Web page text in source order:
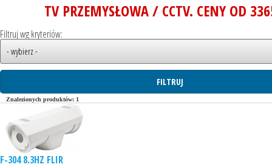
TV PRZEMYSŁOWA / CCTV. CENY OD
Filtruj wg kryteriów:
Znalezionych produktów: 1
F-304 8.3HZ FLIR